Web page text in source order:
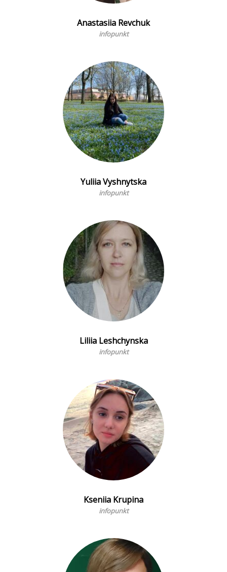
Anastasiia Revchuk
infopunkt
Yuliia Vyshnytska
infopunkt
Liliia Leshchynska
infopunkt
Kseniia Krupina
infopunkt